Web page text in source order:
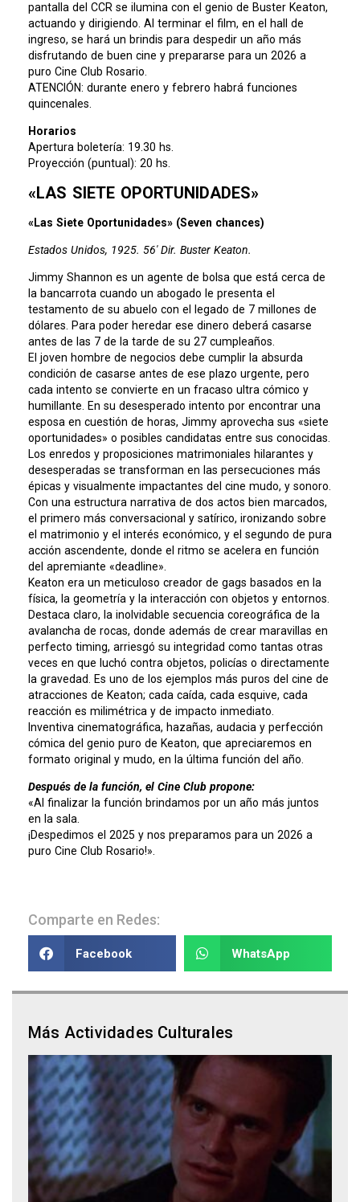
pantalla del CCR se ilumina con el genio de Buster Keaton,
actuando y dirigiendo. Al terminar el film, en el hall de
ingreso, se hará un brindis para despedir un año más
disfrutando de buen cine y prepararse para un 2026 a
puro Cine Club Rosario.
ATENCIÓN: durante enero y febrero habrá funciones
quincenales.
Horarios
Apertura boletería: 19.30 hs.
Proyección (puntual): 20 hs.
«LAS SIETE OPORTUNIDADES»
«Las Siete Oportunidades» (Seven chances)
Estados Unidos, 1925. 56′ Dir. Buster Keaton.
Jimmy Shannon es un agente de bolsa que está cerca de
la bancarrota cuando un abogado le presenta el
testamento de su abuelo con el legado de 7 millones de
dólares. Para poder heredar ese dinero deberá casarse
antes de las 7 de la tarde de su 27 cumpleaños.
El joven hombre de negocios debe cumplir la absurda
condición de casarse antes de ese plazo urgente, pero
cada intento se convierte en un fracaso ultra cómico y
humillante. En su desesperado intento por encontrar una
esposa en cuestión de horas, Jimmy aprovecha sus «siete
oportunidades» o posibles candidatas entre sus conocidas.
Los enredos y proposiciones matrimoniales hilarantes y
desesperadas se transforman en las persecuciones más
épicas y visualmente impactantes del cine mudo, y sonoro.
Con una estructura narrativa de dos actos bien marcados,
el primero más conversacional y satírico, ironizando sobre
el matrimonio y el interés económico, y el segundo de pura
acción ascendente, donde el ritmo se acelera en función
del apremiante «deadline».
Keaton era un meticuloso creador de gags basados en la
física, la geometría y la interacción con objetos y entornos.
Destaca claro, la inolvidable secuencia coreográfica de la
avalancha de rocas, donde además de crear maravillas en
perfecto timing, arriesgó su integridad como tantas otras
veces en que luchó contra objetos, policías o directamente
la gravedad. Es uno de los ejemplos más puros del cine de
atracciones de Keaton; cada caída, cada esquive, cada
reacción es milimétrica y de impacto inmediato.
Inventiva cinematográfica, hazañas, audacia y perfección
cómica del genio puro de Keaton, que apreciaremos en
formato original y mudo, en la última función del año.
Después de la función, el Cine Club propone:
«Al finalizar la función brindamos por un año más juntos
en la sala.
¡Despedimos el 2025 y nos preparamos para un 2026 a
puro Cine Club Rosario!».
Comparte en Redes:
Facebook WhatsApp
Más Actividades Culturales